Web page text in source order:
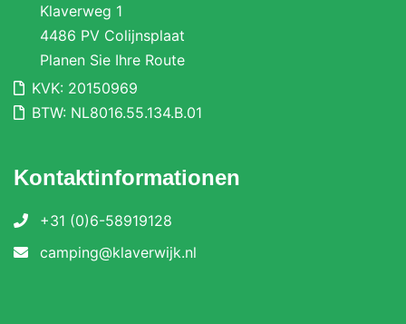
Klaverweg 1
4486 PV Colijnsplaat
Planen Sie Ihre Route
KVK: 20150969
BTW: NL8016.55.134.B.01
Kontaktinformationen
+31 (0)6-58919128
camping@klaverwijk.nl